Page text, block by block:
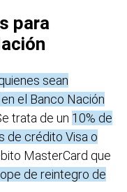
para
sean
el Banco Nación
trata de un 10% de
de crédito Visa o
MasterCard que
de reintegro de